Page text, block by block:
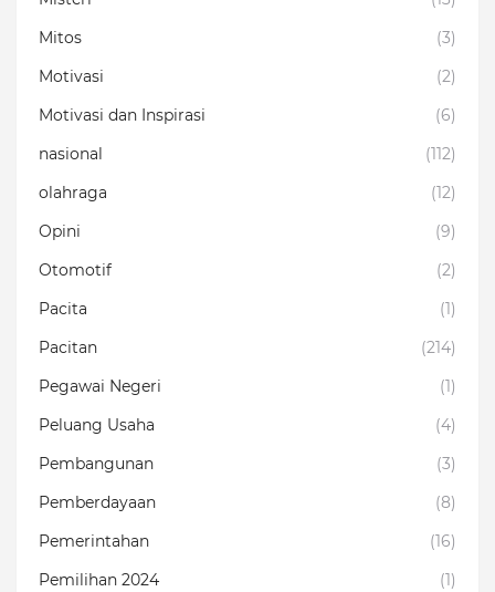
Mitos
(3)
Motivasi
(2)
Motivasi dan Inspirasi
(6)
nasional
(112)
olahraga
(12)
Opini
(9)
Otomotif
(2)
Pacita
(1)
Pacitan
(214)
Pegawai Negeri
(1)
Peluang Usaha
(4)
Pembangunan
(3)
Pemberdayaan
(8)
Pemerintahan
(16)
Pemilihan 2024
(1)